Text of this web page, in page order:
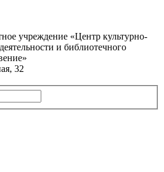
учреждение «Центр культурно-
и библиотечного
32